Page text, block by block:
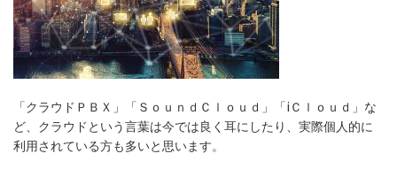
「クラウドＰＢＸ」「ＳｏｕｎｄＣｌｏｕｄ」「iＣｌｏｕｄ」な
ど、クラウドという言葉は今では良く耳にしたり、実際個人的に
利用されている方も多いと思います。